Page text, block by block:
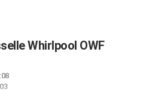
Whirlpool OWF